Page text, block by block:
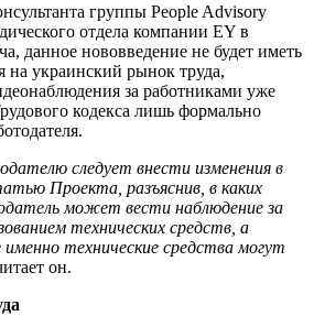
группы People Advisory
отдела компании EY в
данное нововведение не будет иметь
на украинский рынок труда,
за работниками уже
кодекса лишь формально
следует внести изменения в
Проекта, разъяснив, в каких
может вести наблюдение за
технических средств, а
технические средства могут
он.